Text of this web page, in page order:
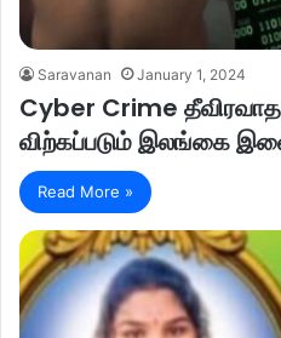
Saravanan January 1, 2024
Cyber Crime
விற்கப்படும் இலங்கை
Read More »